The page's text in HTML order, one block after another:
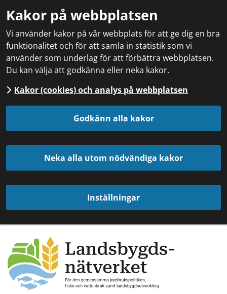
Kakor på webbplatsen
Vi använder kakor på vår webbplats för att ge dig en bra
funktionalitet och för att samla in statistik som vi
använder som underlag för att förbättra webbplatsen.
Du kan välja att godkänna eller neka kakor.
Kakor (cookies) och analys på webbplatsen
Godkänn alla kakor
Neka alla utom nödvändiga kakor
Inställningar